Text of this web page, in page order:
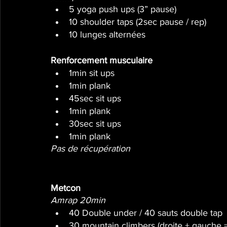
5 yoga push ups (3” pause)
10 shoulder taps (2sec pause / rep)
10 lunges alternées
Renforcement musculaire
1min sit ups
1min plank
45sec sit ups
1min plank
30sec sit ups
1min plank
Pas de récupération
Metcon
Amrap 20min
40 Double under / 40 sauts double tap